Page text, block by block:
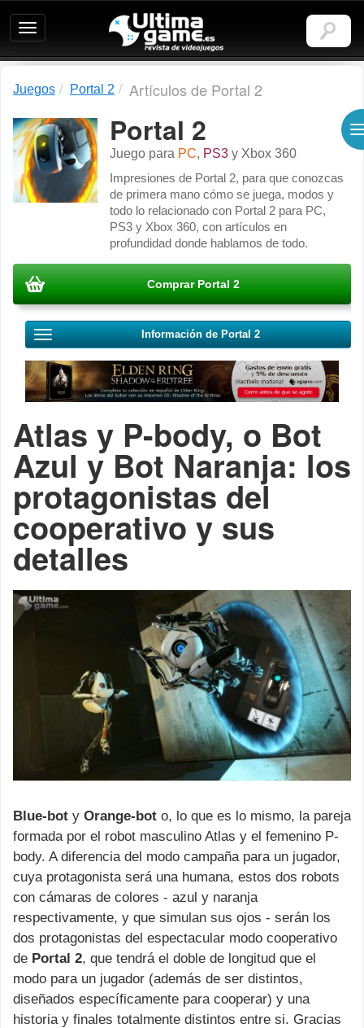
Ultimagame:
Revista
de
Juegos Portal 2 Artículos de Portal 2
Portal 2
Juego para PC, PS3 y Xbox 360
Impresiones de Portal 2, para que conozcas
de primera mano cómo se juega, modos y
todo lo relacionado con Portal 2 para PC,
PS3 y Xbox 360, con artículos en
profundidad donde hablamos de todo.
Comprar Portal 2
Información de Portal 2
Atlas y P-body, o Bot
Azul y Bot Naranja: los
protagonistas del
cooperativo y sus
detalles
Blue-bot y Orange-bot o, lo que es lo mismo, la pareja
formada por el robot masculino Atlas y el femenino P-
body. A diferencia del modo campaña para un jugador,
cuya protagonista será una humana, estos dos robots
con cámaras de colores - azul y naranja
respectivamente, y que simulan sus ojos - serán los
dos protagonistas del espectacular modo cooperativo
de Portal 2, que tendrá el doble de longitud que el
modo para un jugador (además de ser distintos,
diseñados específicamente para cooperar) y una
historia y finales totalmente distintos entre si. Gracias